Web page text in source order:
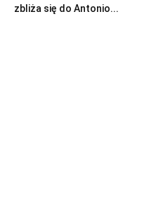
zbliża się do Antonio...